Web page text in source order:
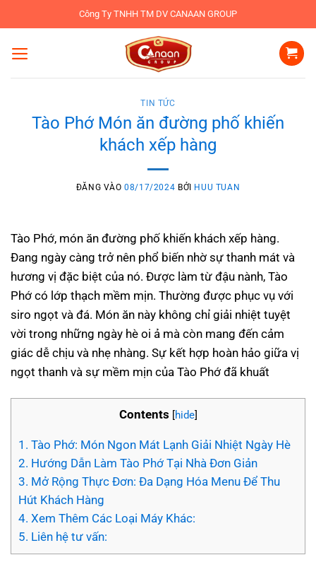
qua
nội
Công Ty TNHH TM DV CANAAN GROUP
TIN TỨC
Tào Phớ Món ăn đường phố khiến
khách xếp hàng
ĐĂNG VÀO08/17/2024 BỞI HUU TUAN
Tào Phớ, món ăn đường phố khiến khách xếp hàng.
Đang ngày càng trở nên phổ biến nhờ sự thanh mát và
hương vị đặc biệt của nó. Được làm từ đậu nành, Tào
Phớ có lớp thạch mềm mịn. Thường được phục vụ với
siro ngọt và đá. Món ăn này không chỉ giải nhiệt tuyệt
vời trong những ngày hè oi ả mà còn mang đến cảm
giác dễ chịu và nhẹ nhàng. Sự kết hợp hoàn hảo giữa vị
ngọt thanh và sự mềm mịn của Tào Phớ đã khuất
Contents [hide]
1. Tào Phớ: Món Ngon Mát Lạnh Giải Nhiệt Ngày Hè
2. Hướng Dẫn Làm Tào Phớ Tại Nhà Đơn Giản
3. Mở Rộng Thực Đơn: Đa Dạng Hóa Menu Để Thu
Hút Khách Hàng
4. Xem Thêm Các Loại Máy Khác:
5. Liên hệ tư vấn: